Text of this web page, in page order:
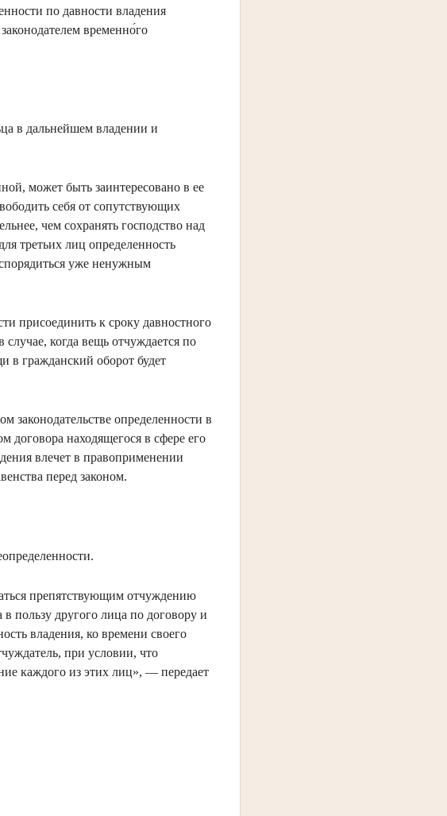
по давности владения
временно́го
в дальнейшем владении и
может быть заинтересовано в ее
себя от сопутствующих
чем сохранять господство над
третьих лиц определенность
уже ненужным
присоединить к сроку давностного
когда вещь отчуждается по
в гражданский оборот будет
законодательстве определенности в
договора находящегося в сфере его
влечет в правоприменении
перед законом.
препятствующим отчуждению
пользу другого лица по договору и
владения, ко времени своего
при условии, что
каждого из этих лиц», — передает